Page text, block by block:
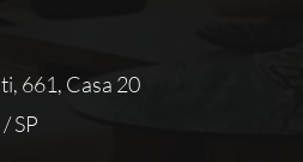
661, Casa 20
SP